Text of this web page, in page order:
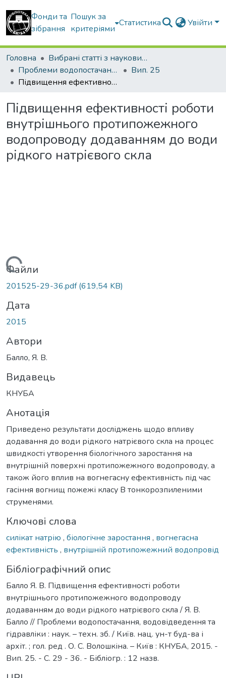
Фонди та
зібрання
Пошук за
критеріями
Статистика Увійти
Головна
Вибрані статті з наукових збірників КНУБА
Проблеми водопостачання, водовідведення та гідравліки
Вип. 25
Підвищення ефективності роботи внутрішнього протипожежного водопроводу додаванням до води рідкого натрієвого скла
Підвищення ефективності роботи
внутрішнього протипожежного
водопроводу додаванням до води
рідкого натрієвого скла
Вантажиться...
Файли
201525-29-36.pdf(619,54 KB)
Дата
2015
Автори
Балло, Я. В.
Видавець
КНУБА
Анотація
Приведено результати досліджень щодо впливу
додавання до води рідкого натрієвого скла на процес
швидкості утворення біологічного заростання на
внутрішній поверхні протипожежного водопроводу, а
також його вплив на вогнегасну ефективність під час
гасіння вогнищ пожежі класу В тонкорозпиленими
струменями.
Ключові слова
силікат натрію , біологічне заростання , вогнегасна
ефективність , внутрішній протипожежний водопровід
Бібліографічний опис
Балло Я. В. Підвищення ефективності роботи
внутрішнього протипожежного водопроводу
додаванням до води рідкого натрієвого скла / Я. В.
Балло // Проблеми водопостачання, водовідведення та
гідравліки : наук. – техн. зб. / Київ. нац. ун-т буд-ва і
архіт. ; гол. ред . О. С. Волошкіна. – Київ : КНУБА, 2015. -
Вип. 25. - С. 29 - 36. - Бібліогр. : 12 назв.